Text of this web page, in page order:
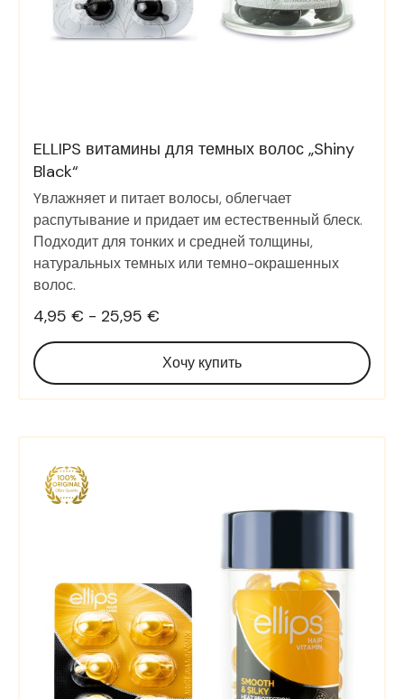
ELLIPS витамины для темных волос „Shiny
Black“
Yвлажняет и питает волосы, облегчает
распутывание и придает им естественный блеск.
Подходит для тонких и средней толщины,
натуральных темных или темно-окрашенных
волос.
4,95 € - 25,95 €
Хочу купить